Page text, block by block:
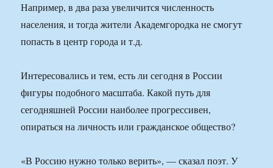
Например, в два раза увеличится численность
населения, и тогда жители Академгородка не смогут
попасть в центр города и т.д.
Интересовались и тем, есть ли сегодня в России
фигуры подобного масштаба. Какой путь для
сегодняшней России наиболее прогрессивен,
опираться на личность или гражданское общество?
«В Россию нужно только верить», — сказал поэт. У